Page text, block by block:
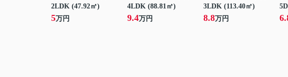
2LDK (47.92㎡)
5万円
4LDK (88.81㎡)
9.4万円
3LDK (113.40㎡)
8.8万円